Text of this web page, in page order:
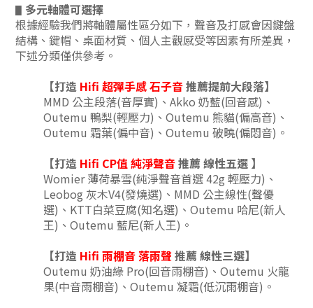
▋ 多元軸體可選擇
根據經驗我們將軸體屬性區分如下，聲音及打感會因鍵盤
結構、鍵帽、桌面材質、個人主觀感受等因素有所差異，
下述分類僅供參考。
【打造 Hifi 超彈手感 石子音推薦提前大段落】
MMD 公主段落(音厚實) 、 Akko 奶藍(回音感)、
Outemu 鴨梨(輕壓力)、 Outemu 熊貓(偏高音)、
Outemu 霜葉(偏中音)、 Outemu 破曉(偏悶音)。
【打造 Hifi CP值 純淨聲音推薦 線性五選 】
Womier 薄荷暴雪(純淨聲音首選 42g 輕壓力)、
Leobog 灰木V4(發燒選)、MMD 公主線性(聲優
選) 、KTT白菜豆腐(知名選)、Outemu 哈尼(新人
王) 、Outemu 藍尼(新人王) 。
【打造 Hifi 雨棚音 落雨聲推薦 線性三選】
Outemu 奶油綠 Pro(回音雨棚音)、 Outemu 火龍
果(中音雨棚音)、 Outemu 凝霜(低沉雨棚音)。